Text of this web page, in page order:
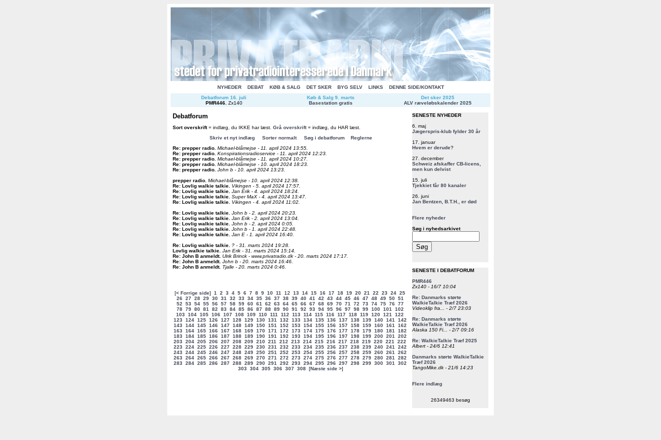
NYHEDER DEBAT KØB & SALG DET SKER BYG SELV LINKS
DENNE SIDE/KONTAKT
Debatforum 16. juli
PMR446. Zx140
Køb & Salg 9. marts
Basestation gratis
Det sker 2025
ALV ræveløbskalender 2025
Debatforum
Sort overskrift= indlæg, du IKKE har læst. Grå overskrift= indlæg, du HAR læst.
Skriv et nyt indlæg
Sorter normalt Søg i debatforum
Reglerne
Re: prepper radio Michael-blåmejse - 11. april 2024 13:55.
Re: prepper radio Konspirationsradioservice - 11. april 2024 12:23.
Re: prepper radio Michael-blåmejse - 11. april 2024 10:27.
Re: prepper radio Michael-blåmejse - 10. april 2024 18:23.
Re: prepper radio John b - 10. april 2024 13:23.
prepper radio Michael-blåmejse - 10. april 2024 12:38.
Re: Lovlig walkie talkie
Vikingen - 5. april 2024 17:57.
Re: Lovlig walkie talkie Jan Erik - 4. april 2024 18:24.
Re: Lovlig walkie talkie Super MaX - 4. april 2024 13:47.
Re: Lovlig walkie talkie
Vikingen - 4. april 2024 11:02.
Re: Lovlig walkie talkie John b - 2. april 2024 20:23.
Re: Lovlig walkie talkie Jan Erik - 2. april 2024 13:04.
Re: Lovlig walkie talkie John b - 2. april 2024 0:05.
Re: Lovlig walkie talkie John b - 1. april 2024 22:48.
Re: Lovlig walkie talkie Jan E - 1. april 2024 16:40.
Re: Lovlig walkie talkie
? - 31. marts 2024 19:28.
Lovlig walkie talkie Jan Erik - 31. marts 2024 15:14.
Re: John B anmeldt. Ulrik Brinck - www.privatradio.dk - 20. marts 2024 17:17.
Re: John B anmeldt. John b - 20. marts 2024 16:46.
Re: John B anmeldt. Tjalle - 20. marts 2024 0:46.
[< Forrige side] 1 2 3 4 5 6 7 8 9 10 11 12 13 14 15 16 17 18 19 20 21 22 23 24 25
26 27 28 29 30 31 32 33 34 35 36 37 38 39 40 41 42 43 44 45 46 47 48 49 50 51
52
53 54 55 56 57 58 59 60 61 62 63 64 65 66 67 68 69 70 71 72 73 74 75 76 77
78 79 80 81 82 83 84 85 86 87 88 89 90 91 92 93 94 95 96 97 98 99 100 101
102
103
104 105 106 107 108 109 110 111 112 113 114 115 116 117 118 119 120 121
122
123
124 125 126 127 128 129 130 131 132 133 134 135 136 137 138 139 140 141
142
143
144 145 146 147 148 149 150 151 152 153 154 155 156 157 158 159 160 161
162
163
164 165 166 167 168 169 170 171 172 173 174 175 176 177 178 179 180 181
182
183
184 185 186 187 188 189 190 191 192 193 194 195 196 197 198 199 200 201
202
203
204 205 206 207 208 209 210 211 212 213 214 215 216 217 218 219 220 221
222
223
224 225 226 227 228 229 230 231 232 233 234 235 236 237 238 239 240 241
242
243
244 245 246 247 248 249 250 251 252 253 254 255 256 257 258 259 260 261
262
263
264 265 266 267 268 269 270 271 272 273 274 275 276 277 278 279 280 281
282
283
284 285 286 287 288 289 290 291 292 293 294 295 296 297 298 299 300 301
302
303
304 305 306 307 308 [Næste side >]
SENESTE NYHEDER
6. maj
Jægerspris-klub fylder 30 år
17. januar
Hvem er derude?
27. december
Schweiz afskaffer CB-licens,
men kun delvist
15. juli
Tjekkiet får 80 kanaler
26. juni
Jan Bentzen, B.T.H., er død
Flere nyheder
Søg i nyhedsarkivet
SENESTE I DEBATFORUM
PMR446
Zx140 - 16/7 10:04
Re: Danmarks størte
WalkieTalkie Træf 2026
Videoklip fra... - 2/7 23:03
Re: Danmarks størte
WalkieTalkie Træf 2026
Alaska 150 Fi... - 2/7 09:16
Re: WalkieTalkie Træf 2025
Albert - 24/6 12:41
Danmarks størte WalkieTalkie
Træf 2026
TangoMike.dk - 21/6 14:23
Flere indlæg
26349463 besøg